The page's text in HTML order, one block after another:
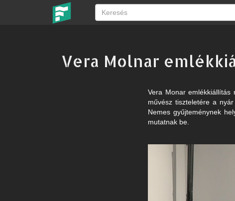
Vera Molnar
Vera Monar emlékkiállítás
művész tiszteletére a
Nemes gyűjteménynek
mutatnak be.